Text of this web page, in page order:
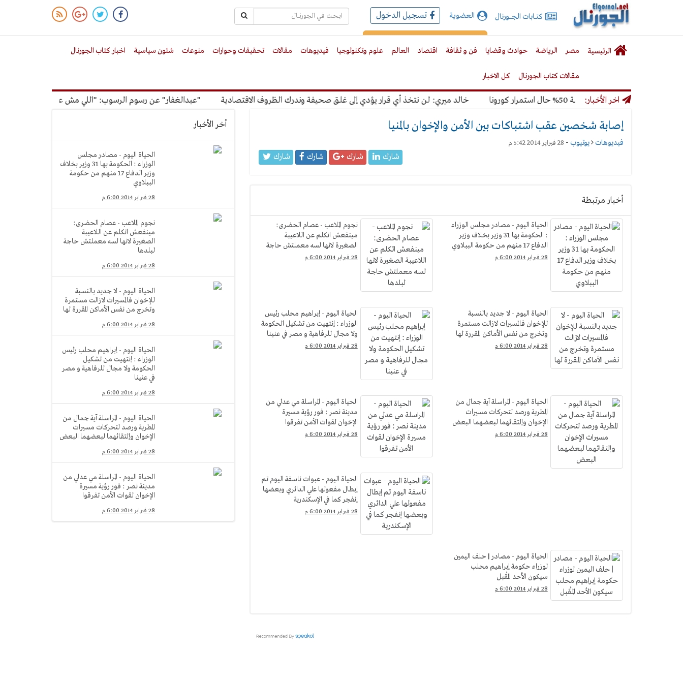
الجورنال
نت
كتـــابات الجـــــورنال العضوية تسجيل الدخول
الرئيسية مصر الرياضة حوادث وقضايا فن و ثقافة اقتصاد العالم علوم وتكنولوجيا فيديوهات مقالات تحقيقات وحوارات منوعات شئون سياسية اخبار كتاب الجورنال
مقالات كتاب الجورنال كل الاخبار
اخر الأخبار:
المونديال بنسبة 50% حال استمرار كورونا خالد ميري: لن نتخذ أي قرار يؤدي إلى غلق صحيفة وندرك الظروف الاقتصادية "عبدالغفار" عن رسوم الرسوب: "اللي مش عاوز يتعلم ملوش
إصابة شخصين عقب اشتباكات بين الأمن والإخوان بالمنيا
فيديوهات يوتيوب - 28 فبراير 2014 5:42 م
شارك شارك شارك شارك
أخبار مرتبطة
الحياة اليوم - مصادر مجلس الوزراء
: الحكومة بها 31 وزير بخلاف وزير
الدفاع 17 منهم من حكومة الببلاوي
28 فبراير 2014 6:00 م
نجوم الملاعب - عصام الحضرى:
مينفعش اتكلم عن اللاعيبة
الصغيرة لانها لسه معملتش حاجة
لبلدها
28 فبراير 2014 6:00 م
الحياة اليوم - لا جديد بالنسبة
للإخوان فالمسيرات لازالت مستمرة
وتخرج من نفس الأماكن المقررة لها
28 فبراير 2014 6:00 م
الحياة اليوم - إبراهيم محلب رئيس
الوزراء : إنتهيت من تشكيل الحكومة
ولا مجال للرفاهية و مصر في عنينا
28 فبراير 2014 6:00 م
الحياة اليوم - المراسلة آية جمال من
المطرية ورصد لتحركات مسيرات
الإخوان وإلتقائهما لبعضهما البعض
28 فبراير 2014 6:00 م
الحياة اليوم - المراسلة مي عدلي من
مدينة نصر : فور رؤية مسيرة
الإخوان لقوات الأمن تفرقوا
28 فبراير 2014 6:00 م
الحياة اليوم - عبوات ناسفة اليوم تم
إبطال مفعولها علي الدائري وبعضها
إنفجر كما في الإسكندرية
28 فبراير 2014 6:00 م
الحياة اليوم - مصادر | حلف اليمين
لوزراء حكومة إبراهيم محلب
سيكون الأحد المُقبل
28 فبراير 2014 6:00 م
أخر الأخبار
الحياة اليوم - مصادر مجلس
الوزراء : الحكومة بها 31 وزير بخلاف
وزير الدفاع 17 منهم من حكومة
الببلاوي
28 فبراير 2014 6:00 م
نجوم الملاعب - عصام الحضرى:
مينفعش اتكلم عن اللاعيبة
الصغيرة لانها لسه معملتش حاجة
لبلدها
28 فبراير 2014 6:00 م
الحياة اليوم - لا جديد بالنسبة
للإخوان فالمسيرات لازالت مستمرة
وتخرج من نفس الأماكن المقررة لها
28 فبراير 2014 6:00 م
الحياة اليوم - إبراهيم محلب رئيس
الوزراء : إنتهيت من تشكيل
الحكومة ولا مجال للرفاهية و مصر
في عنينا
28 فبراير 2014 6:00 م
الحياة اليوم - المراسلة آية جمال من
المطرية ورصد لتحركات مسيرات
الإخوان وإلتقائهما لبعضهما البعض
28 فبراير 2014 6:00 م
الحياة اليوم - المراسلة مي عدلي من
مدينة نصر : فور رؤية مسيرة
الإخوان لقوات الأمن تفرقوا
28 فبراير 2014 6:00 م